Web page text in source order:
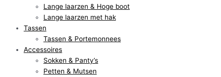
Lange laarzen & Hoge boot
Lange laarzen met hak
Tassen
Tassen & Portemonnees
Accessoires
Sokken & Panty’s
Petten & Mutsen